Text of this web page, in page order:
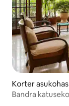
Korter
Bandra